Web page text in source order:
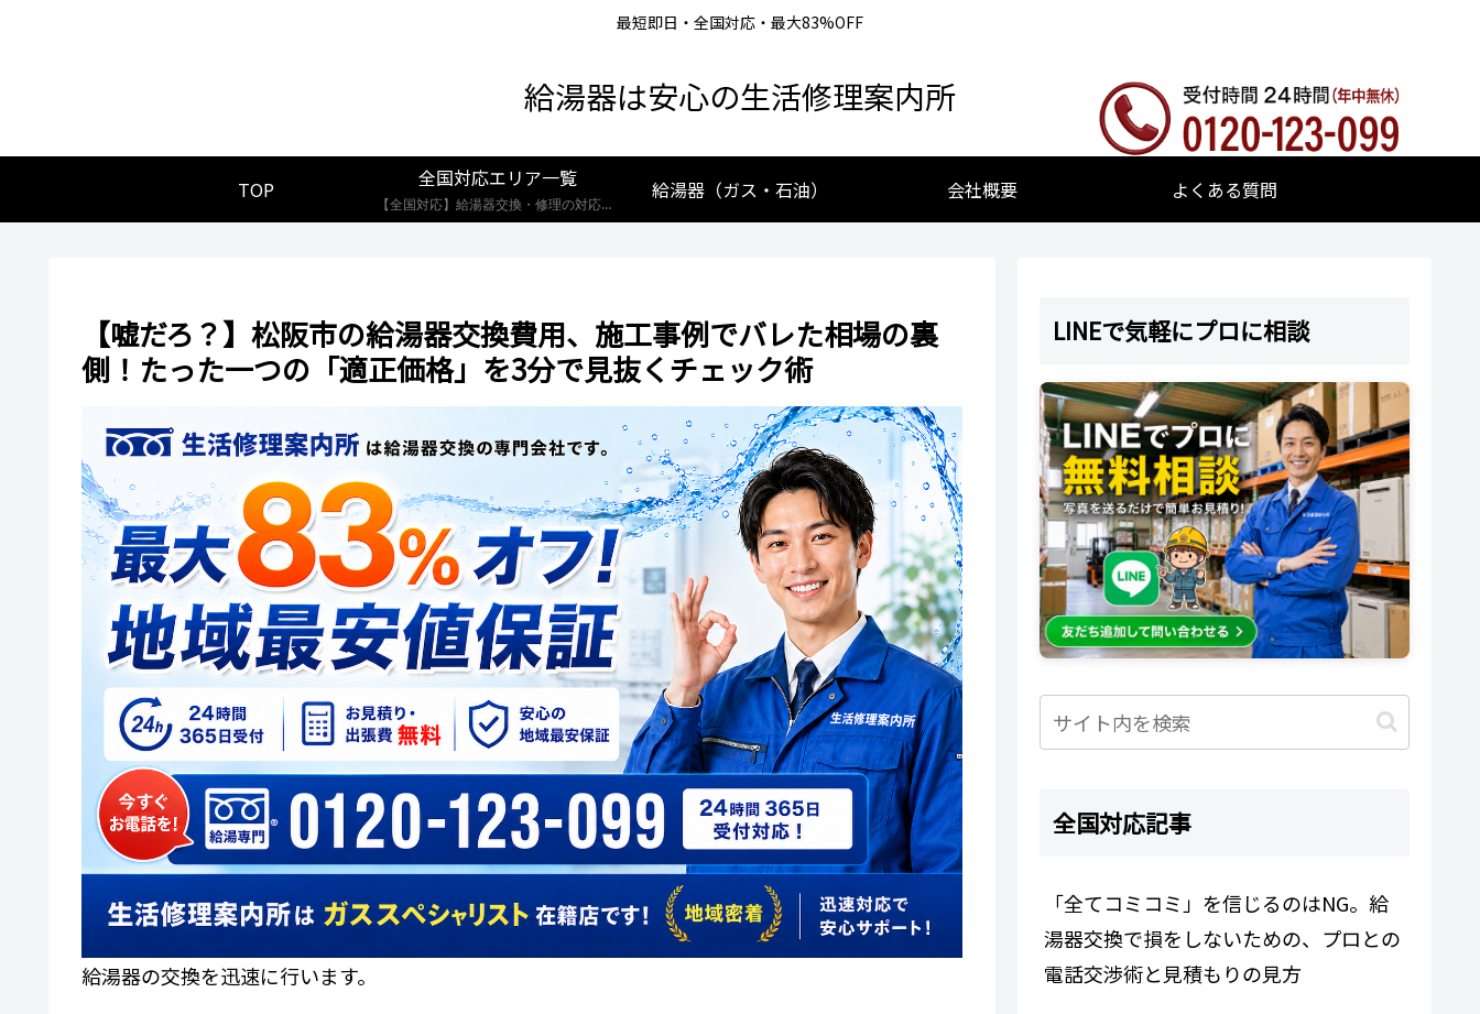
最短即日・全国対応・最大83%OFF
給湯器は安心の生活修理案内所
TOP 全国対応エリア一覧
【全国対応】給湯器交換・修理の対応エリア一覧。北海道から沖縄まで、創業25年の実績あるプロが最短即日で駆けつけます。リンナイ・ノーリツ・パロマなど全メーカー対応。お住まいの地域の施工事例や費用相場をご確認いただけます。
給湯器（ガス・石油） 会社概要 よくある質問
【嘘だろ？】松阪市の給湯器交換費用、施工事例でバレた相場の裏
側！たった一つの「適正価格」を3分で見抜くチェック術
給湯器の交換を迅速に行います。
LINEで気軽にプロに相談
全国対応記事
「全てコミコミ」を信じるのはNG。給
湯器交換で損をしないための、プロとの
電話交渉術と見積もりの見方